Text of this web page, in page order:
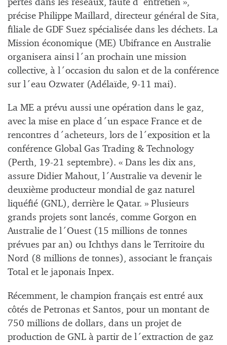
pertes dans les réseaux, faute d´entretien »,
précise Philippe Maillard, directeur général de Sita,
filiale de GDF Suez spécialisée dans les déchets. La
Mission économique (ME) Ubifrance en Australie
organisera ainsi l´an prochain une mission
collective, à l´occasion du salon et de la conférence
sur l´eau Ozwater (Adélaïde, 9-11 mai).
La ME a prévu aussi une opération dans le gaz,
avec la mise en place d´un espace France et de
rencontres d´acheteurs, lors de l´exposition et la
conférence Global Gas Trading & Technology
(Perth, 19-21 septembre). « Dans les dix ans,
assure Didier Mahout, l´Australie va devenir le
deuxième producteur mondial de gaz naturel
liquéfié (GNL), derrière le Qatar. » Plusieurs
grands projets sont lancés, comme Gorgon en
Australie de l´Ouest (15 millions de tonnes
prévues par an) ou Ichthys dans le Territoire du
Nord (8 millions de tonnes), associant le français
Total et le japonais Inpex.
Récemment, le champion français est entré aux
côtés de Petronas et Santos, pour un montant de
750 millions de dollars, dans un projet de
production de GNL à partir de l´extraction de gaz